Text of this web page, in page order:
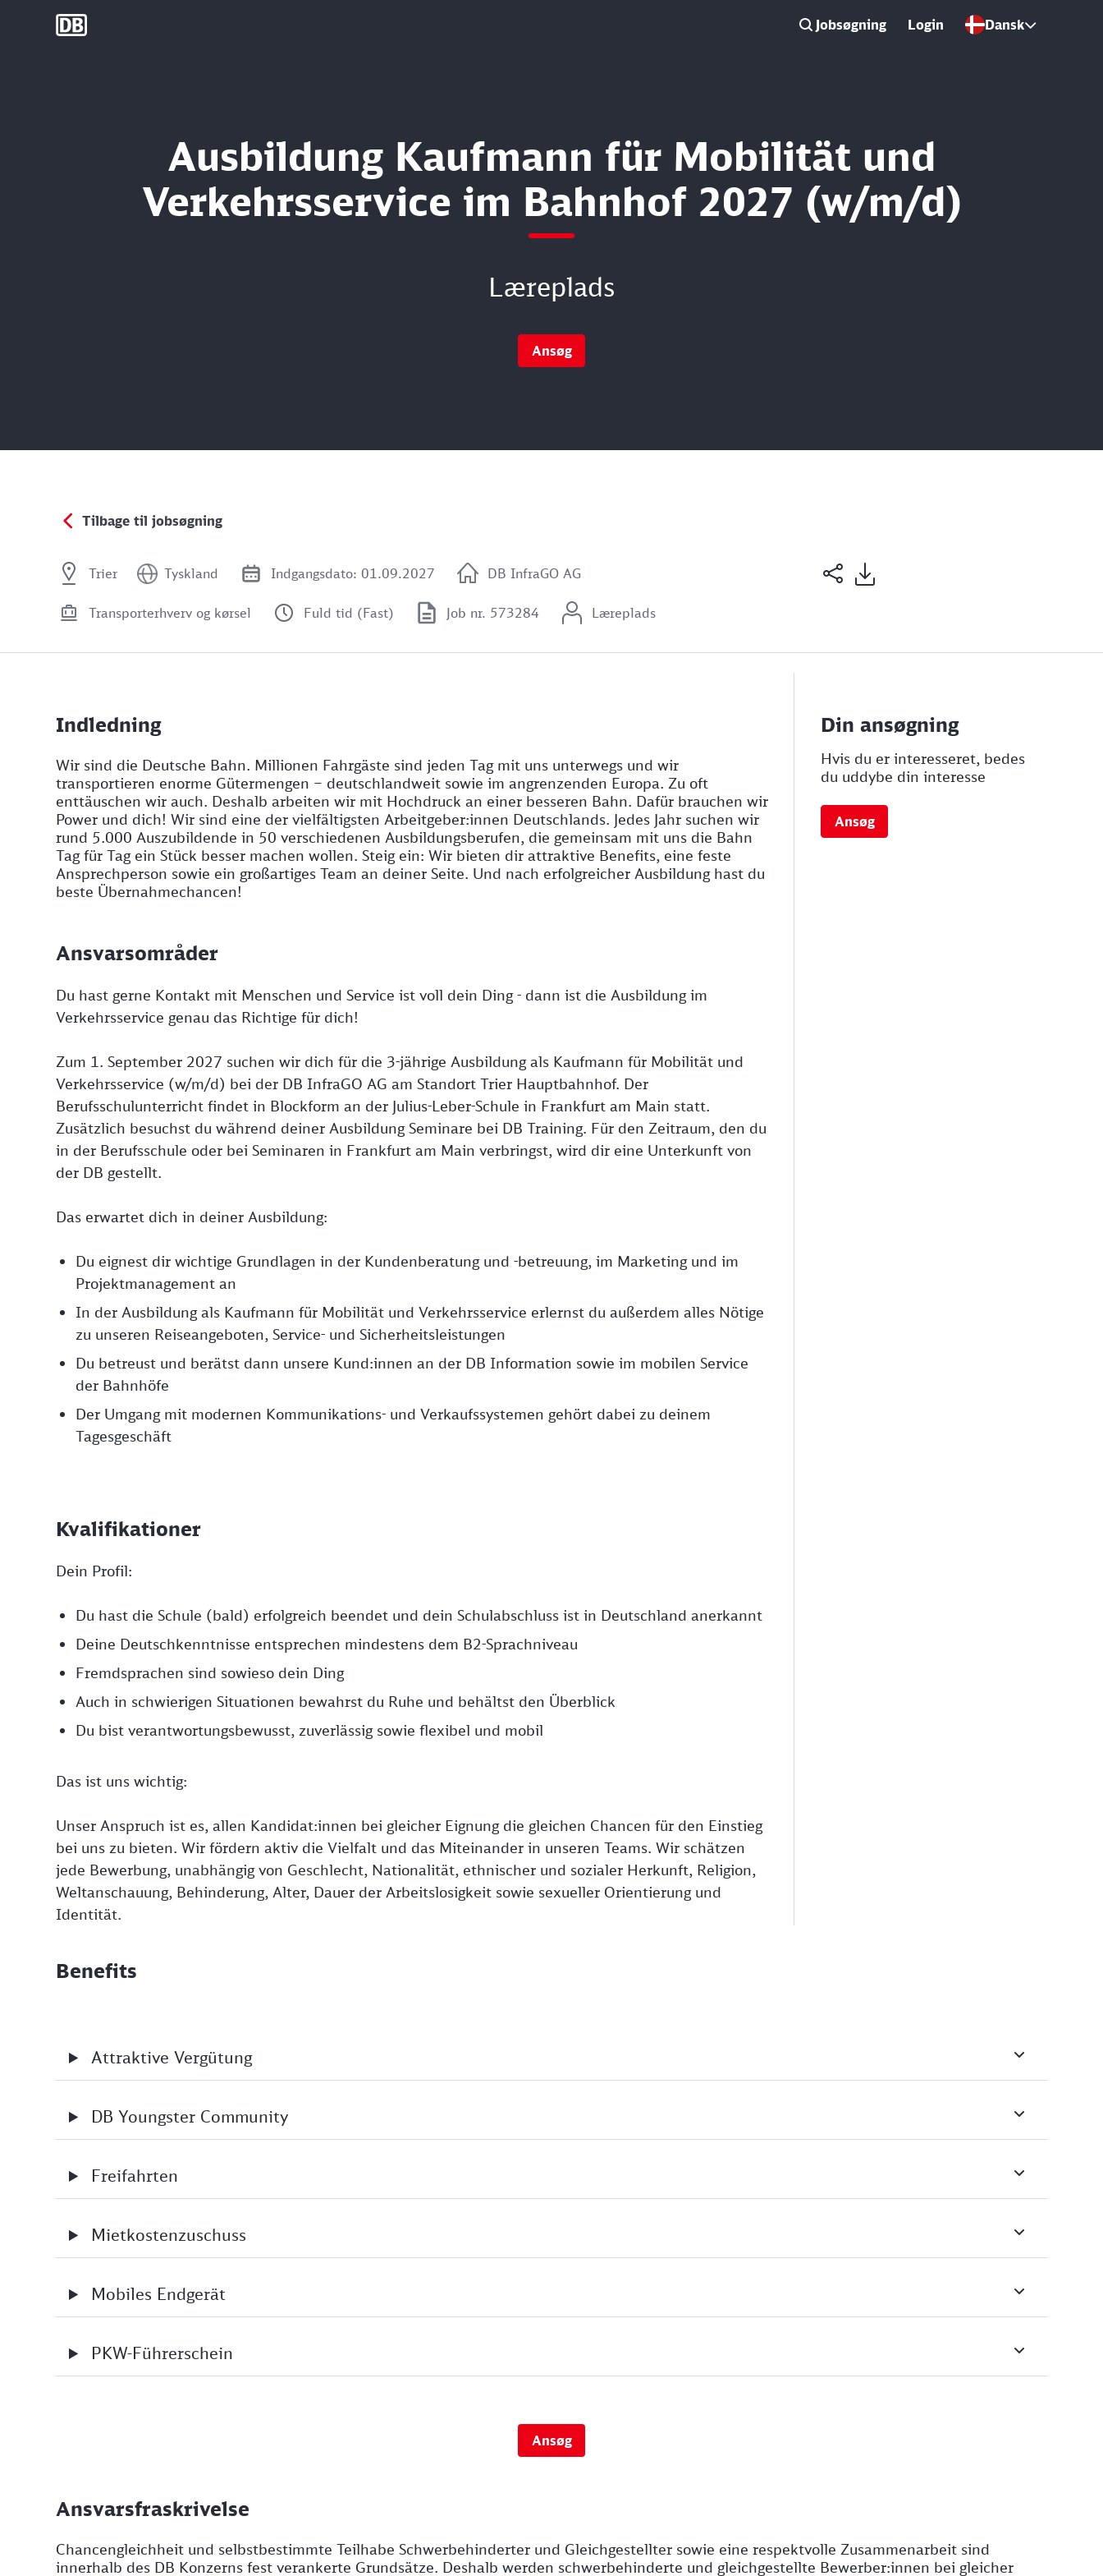
DB Group Jobsøgning Login Dansk
Ausbildung Kaufmann für Mobilität und
Verkehrsservice im Bahnhof 2027 (w/m/d)
Læreplads
Ansøg
Tilbage til jobsøgning
Trier Tyskland Indgangsdato: 01.09.2027 DB InfraGO AG
Transporterhverv og kørsel Fuld tid (Fast) Job nr. 573284 Læreplads
Indledning
Wir sind die Deutsche Bahn. Millionen Fahrgäste sind jeden Tag mit uns unterwegs und wir
transportieren enorme Gütermengen – deutschlandweit sowie im angrenzenden Europa. Zu oft
enttäuschen wir auch. Deshalb arbeiten wir mit Hochdruck an einer besseren Bahn. Dafür brauchen wir
Power und dich! Wir sind eine der vielfältigsten Arbeitgeber:innen Deutschlands. Jedes Jahr suchen wir
rund 5.000 Auszubildende in 50 verschiedenen Ausbildungsberufen, die gemeinsam mit uns die Bahn
Tag für Tag ein Stück besser machen wollen. Steig ein: Wir bieten dir attraktive Benefits, eine feste
Ansprechperson sowie ein großartiges Team an deiner Seite. Und nach erfolgreicher Ausbildung hast du
beste Übernahmechancen!
Ansvarsområder
Du hast gerne Kontakt mit Menschen und Service ist voll dein Ding - dann ist die Ausbildung im
Verkehrsservice genau das Richtige für dich!
Zum 1. September 2027 suchen wir dich für die 3-jährige Ausbildung als Kaufmann für Mobilität und
Verkehrsservice (w/m/d) bei der DB InfraGO AG am Standort Trier Hauptbahnhof. Der
Berufsschulunterricht findet in Blockform an der Julius-Leber-Schule in Frankfurt am Main statt.
Zusätzlich besuchst du während deiner Ausbildung Seminare bei DB Training. Für den Zeitraum, den du
in der Berufsschule oder bei Seminaren in Frankfurt am Main verbringst, wird dir eine Unterkunft von
der DB gestellt.
Das erwartet dich in deiner Ausbildung:
Du eignest dir wichtige Grundlagen in der Kundenberatung und -betreuung, im Marketing und im
Projektmanagement an
In der Ausbildung als Kaufmann für Mobilität und Verkehrsservice erlernst du außerdem alles Nötige
zu unseren Reiseangeboten, Service- und Sicherheitsleistungen
Du betreust und berätst dann unsere Kund:innen an der DB Information sowie im mobilen Service
der Bahnhöfe
Der Umgang mit modernen Kommunikations- und Verkaufssystemen gehört dabei zu deinem
Tagesgeschäft
Kvalifikationer
Dein Profil:
Du hast die Schule (bald) erfolgreich beendet und dein Schulabschluss ist in Deutschland anerkannt
Deine Deutschkenntnisse entsprechen mindestens dem B2-Sprachniveau
Fremdsprachen sind sowieso dein Ding
Auch in schwierigen Situationen bewahrst du Ruhe und behältst den Überblick
Du bist verantwortungsbewusst, zuverlässig sowie flexibel und mobil
Das ist uns wichtig:
Unser Anspruch ist es, allen Kandidat:innen bei gleicher Eignung die gleichen Chancen für den Einstieg
bei uns zu bieten. Wir fördern aktiv die Vielfalt und das Miteinander in unseren Teams. Wir schätzen
jede Bewerbung, unabhängig von Geschlecht, Nationalität, ethnischer und sozialer Herkunft, Religion,
Weltanschauung, Behinderung, Alter, Dauer der Arbeitslosigkeit sowie sexueller Orientierung und
Identität.
Din ansøgning
Hvis du er interesseret, bedes
du uddybe din interesse
Ansøg
Benefits
Attraktive Vergütung
DB Youngster Community
Freifahrten
Mietkostenzuschuss
Mobiles Endgerät
PKW-Führerschein
Ansøg
Ansvarsfraskrivelse
Chancengleichheit und selbstbestimmte Teilhabe Schwerbehinderter und Gleichgestellter sowie eine respektvolle Zusammenarbeit sind
innerhalb des DB Konzerns fest verankerte Grundsätze. Deshalb werden schwerbehinderte und gleichgestellte Bewerber:innen bei gleicher